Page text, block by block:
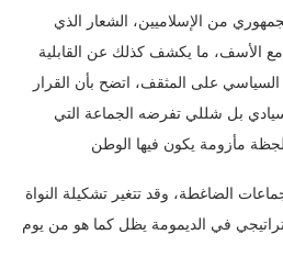
من الإسلاميين، الشعار الذي
الأسف، ما يكشف كذلك عن القابلية
السياسي على المثقف، اتضح بأن القرار
بل شللي تفرضه الجماعة التي
الضاغطة، وقد تتغير تشكيلة النواة
في الديمومة يظل كما هو من يوم